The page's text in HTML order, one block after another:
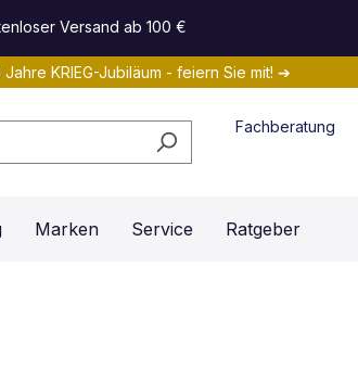
Versand ab 100 €
KRIEG-Jubiläum - feiern Sie mit! ➔
Fachberatung
Marken Service Ratgeber